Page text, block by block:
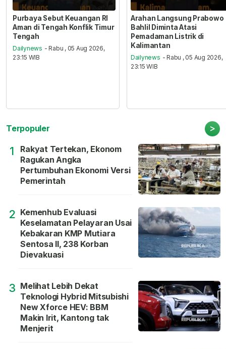
Purbaya Sebut Keuangan RI
Aman di Tengah Konflik Timur
Tengah
Dailynews - Rabu , 05 Aug 2026,
23:15 WIB
Arahan Langsung Prabowo
Bahlil Diminta Atasi
Pemadaman Listrik di
Kalimantan
Dailynews - Rabu , 05 Aug 2026,
23:15 WIB
Terpopuler >
1
Rakyat Tertekan, Ekonom
Ragukan Angka
Pertumbuhan Ekonomi Versi
Pemerintah
2 Kemenhub Evaluasi
Keselamatan Pelayaran Usai
Kebakaran KMP Mutiara
Sentosa II, 238 Korban
Dievakuasi
3 Melihat Lebih Dekat
Teknologi Hybrid Mitsubishi
New Xforce HEV: BBM
Makin Irit, Kantong tak
Menjerit